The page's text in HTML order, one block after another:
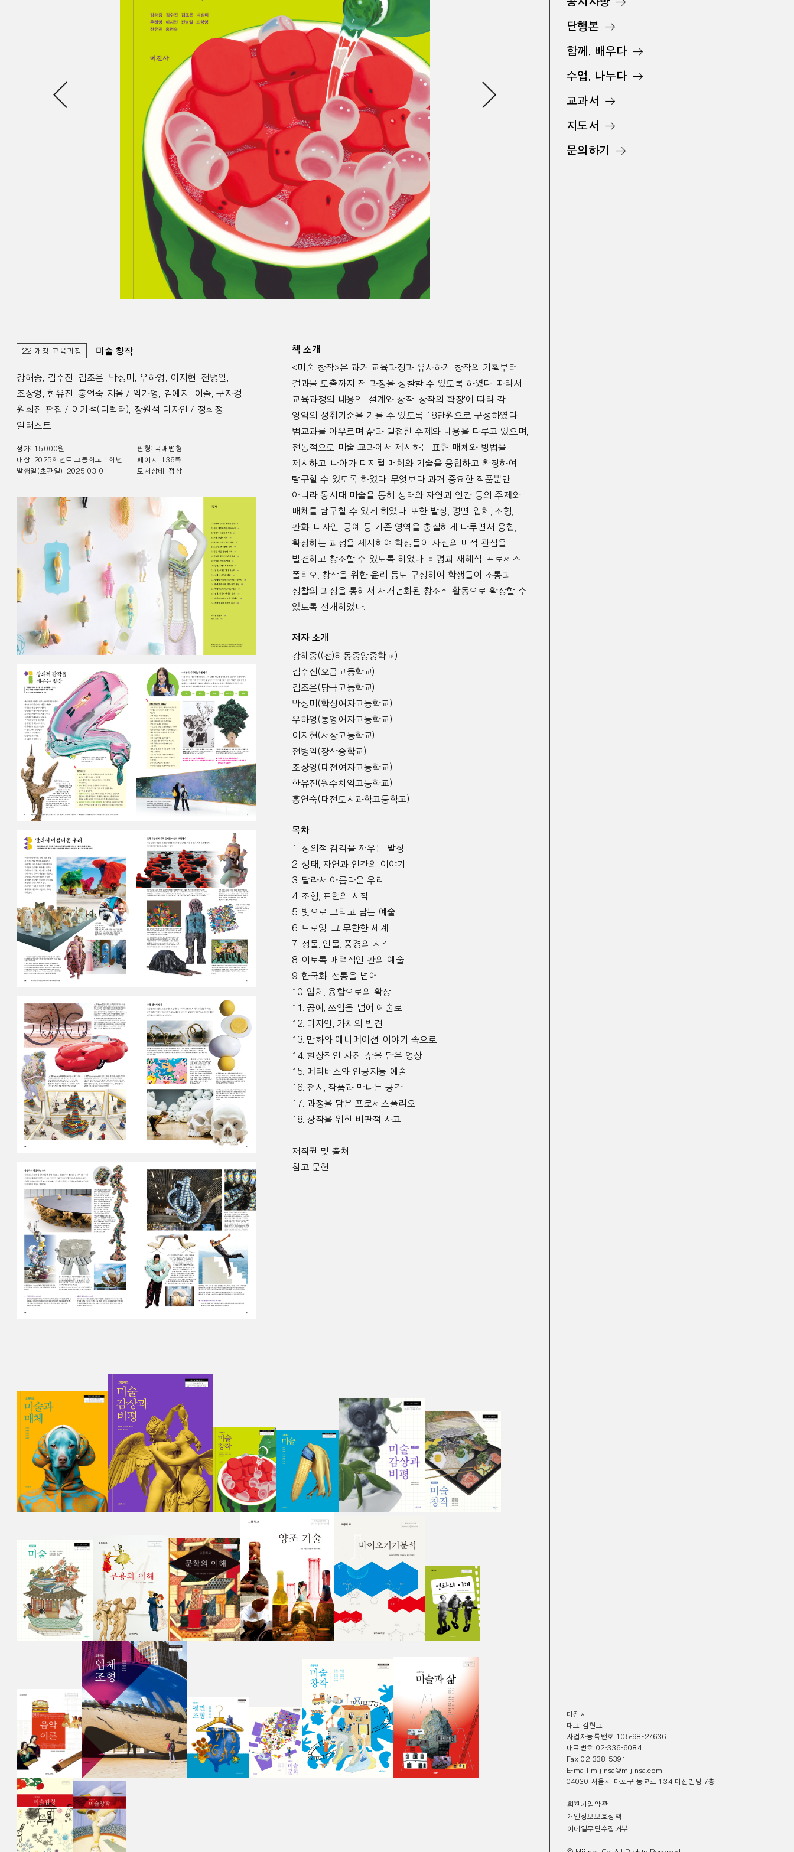
22 개정 교육과정 미술 창작
강해중, 김수진, 김조은, 박성미, 우하영, 이지현, 전병일,
조상영, 한유진, 홍연숙 지음 / 임가영, 김예지, 이슬, 구자경,
원희진 편집 / 이기석(디렉터), 장원석 디자인 / 정희정
일러스트
정가: 15,000원
대상: 2025학년도 고등학교 1학년
발행일(초판일): 2025-03-01
판형: 국배변형
페이지: 136쪽
도서상태: 정상
책 소개
< 미술 창작>은 과거 교육과정과 유사하게 창작의 기획부터
결과물 도출까지 전 과정을 성찰할 수 있도록 하였다. 따라서
교육과정의 내용인 '설계와 창작, 창작의 확장'에 따라 각
영역의 성취기준을 기를 수 있도록 18단원으로 구성하였다.
범교과를 아우르며 삶과 밀접한 주제와 내용을 다루고 있으며
전통적으로 미술 교과에서 제시하는 표현 매체와 방법을
제시하고 나아가 디지털 매체와 기술을 융합하고 확장하여
탐구할 수 있도록 하였다. 무엇보다 과거 중요한 작품뿐만
아니라 동시대 미술을 통해 생태와 자연과 인간 등의 주제와
매체를 탐구할 수 있게 하였다. 또한 발상, 평면 입체 조형
판화, 디자인 공예 등 기존 영역을 충실하게 다루면서 융합,
확장하는 과정을 제시하여 학생들이 자신의 미적 관심을
발견하고 창조할 수 있도록 하였다. 비평과 재해석
프로세스
폴리오
창작을 위한 윤리 등도 구성하여 학생들이 소통과
성찰의 과정을 통해서 재개념화된 창조적 활동으로 확장할 수
있도록 전개하였다.
저자 소개
강해중(( 전)하동중앙중학교)
김수진 ( 오금고등학교)
김조은( 당곡고등학교)
박성미 (학성여자고등학교)
우하영 (통영여자고등학교)
이지현 ( 서창고등학교)
전병일 ( 장산중학교)
조상영 ( 대전여자고등학교)
한유진 ( 원주치악고등학교)
홍연숙( 대전도시과학고등학교)
목차
1. 창의적 감각을 깨우는 발상
2. 생태
자연과 인간의 이야기
3. 달라서 아름다운 우리
4. 조형
표현의 시작
5. 빛으로 그리고 담는 예술
6. 드로잉 그 무한한 세계
7. 정물 인물 ,풍경의 시각
8. 이토록 매력적인 판의 예술
9. 한국화, 전통을 넘어
10. 입체 ,융합으로의 확장
11. 공예
쓰임을 넘어 예술로
12. 디자인
가치의 발견
13. 만화와 애니메이션
이야기 속으로
14. 환상적인 사진 ,삶을 담은 영상
15. 메타버스와 인공지능 예술
16. 전시
작품과 만나는 공간
17. 과정을 담은 프로세스폴리오
18. 창작을 위한 비판적 사고
저작권 및 출처
참고 문헌
단행본
함께, 배우다
수업, 나누다
교과서
지도서
문의하기
미진사
대표 김현표
사업자등록번호 105-98-27636
대표번호 02-336-6084
Fax 02-338-5391
E-mail mijinsa@mijinsa.com
04030 서울시 마포구 동교로 134 미진빌딩 7층
회원가입약관
개인정보보호정책
이메일무단수집거부